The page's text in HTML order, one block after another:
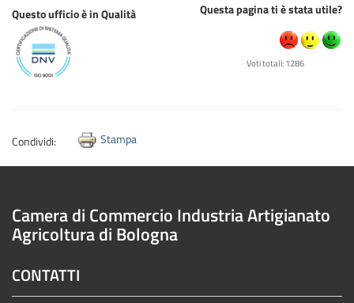
Questa pagina ti è stata utile?
Voti totali: 1286
Questo ufficio è in Qualità
Condividi: Stampa
Camera di Commercio Industria Artigianato
Agricoltura di Bologna
CONTATTI